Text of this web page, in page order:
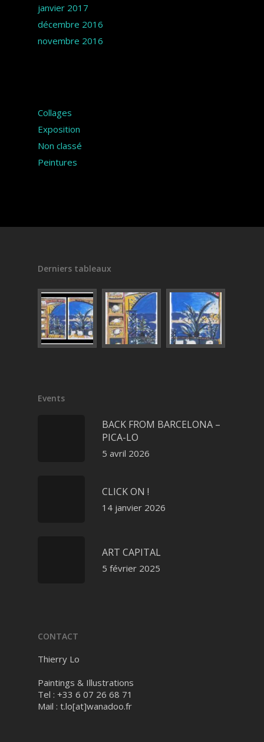
janvier 2017
décembre 2016
novembre 2016
Collages
Exposition
Non classé
Peintures
Derniers tableaux
Events
BACK FROM BARCELONA –
PICA-LO
5 avril 2026
CLICK ON !
14 janvier 2026
ART CAPITAL
5 février 2025
CONTACT
Thierry Lo
Paintings & Illustrations
Tel : +33 6 07 26 68 71
Mail : t.lo[at]wanadoo.fr